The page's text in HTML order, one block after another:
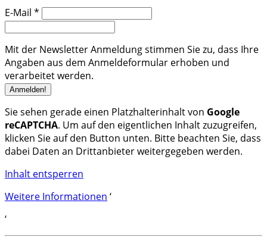
E-Mail *
Mit der Newsletter Anmeldung stimmen Sie zu, dass Ihre
Angaben aus dem Anmeldeformular erhoben und
verarbeitet werden.
Sie sehen gerade einen Platzhalterinhalt von Google
reCAPTCHA. Um auf den eigentlichen Inhalt zuzugreifen,
klicken Sie auf den Button unten. Bitte beachten Sie, dass
dabei Daten an Drittanbieter weitergegeben werden.
Inhalt entsperren
Weitere Informationen ‘
‘